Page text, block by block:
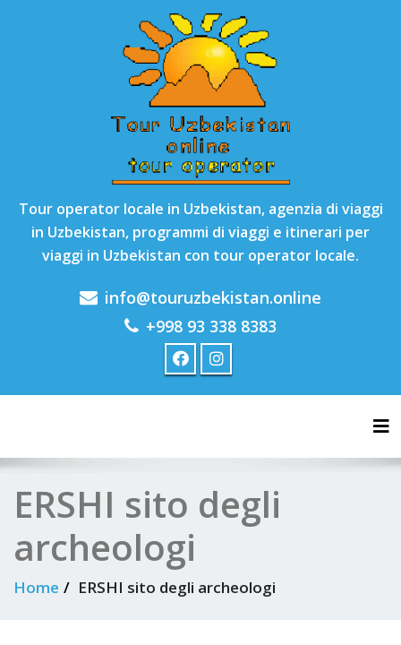
Tour operator locale in Uzbekistan, agenzia di viaggi
in Uzbekistan, programmi di viaggi e itinerari per
viaggi in Uzbekistan con tour operator locale.
info@touruzbekistan.online
+998 93 338 8383
ERSHI sito degli
archeologi
Home ERSHI sito degli archeologi